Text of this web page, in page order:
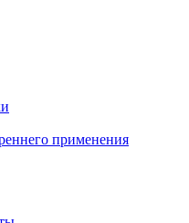
применения